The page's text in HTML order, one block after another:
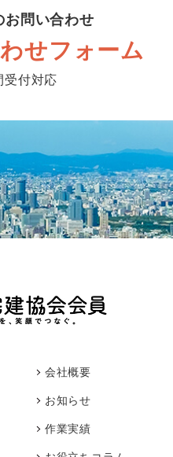
お問い合わせ
せフォーム
受付対応
会社概要
お知らせ
作業実績